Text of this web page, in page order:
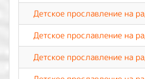
Детское прославление на
Детское прославление на
Детское прославление на